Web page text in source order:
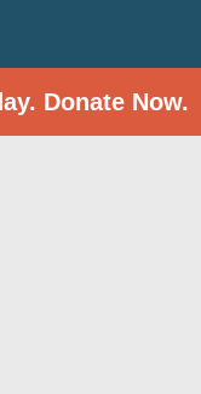
Donate Now.